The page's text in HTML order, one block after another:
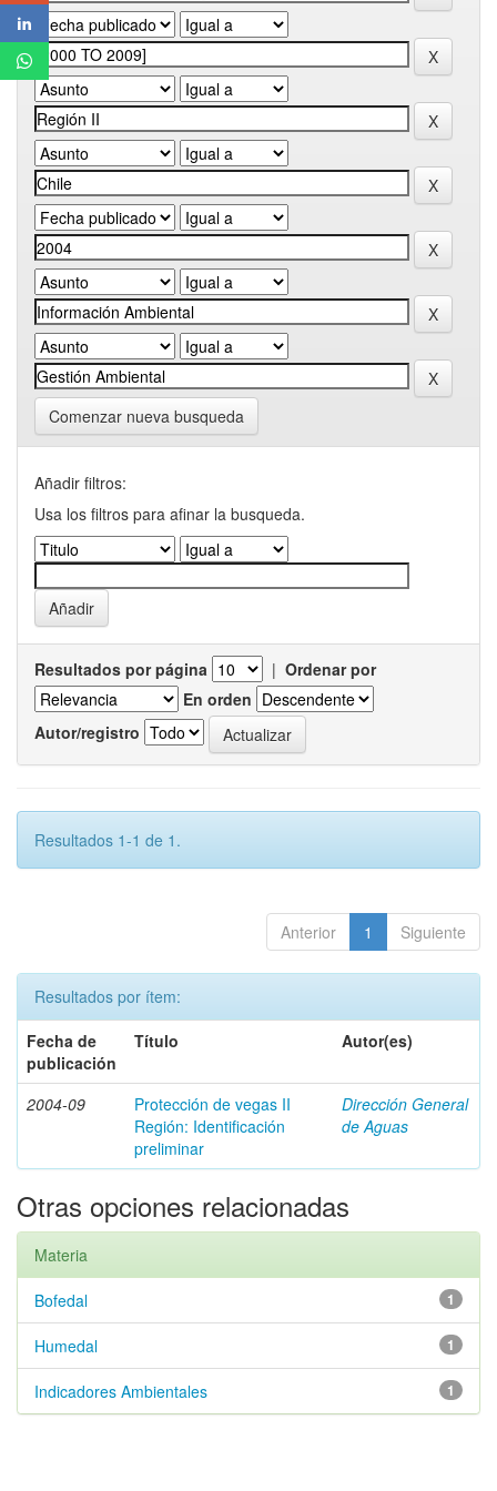
Comenzar nueva busqueda
Añadir filtros:
Usa los filtros para afinar la busqueda.
Resultados por página | Ordenar por
En orden
Autor/registro
Resultados 1-1 de 1.
Anterior 1 Siguiente
Resultados por ítem:
Fecha de
publicación
Título Autor(es)
2004-09
Protección de vegas II
Región: Identificación
preliminar
Dirección General
de Aguas
Otras opciones relacionadas
Materia
1
Bofedal
1
Humedal
1
Indicadores Ambientales